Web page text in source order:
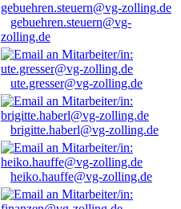
gebuehren.steuern@vg-
zolling.de
ute.gresser@vg-zolling.de
brigitte.haberl@vg-zolling.de
heiko.hauffe@vg-zolling.de